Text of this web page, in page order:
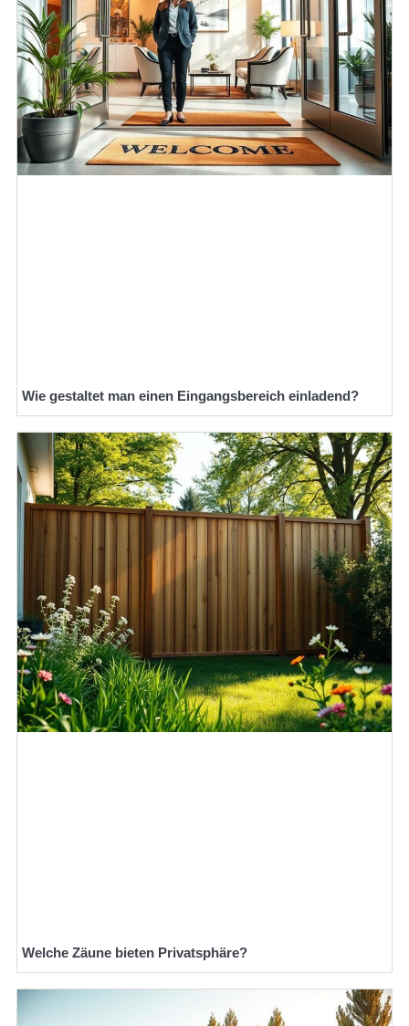
Wie gestaltet man einen Eingangsbereich einladend?
Welche Zäune bieten Privatsphäre?